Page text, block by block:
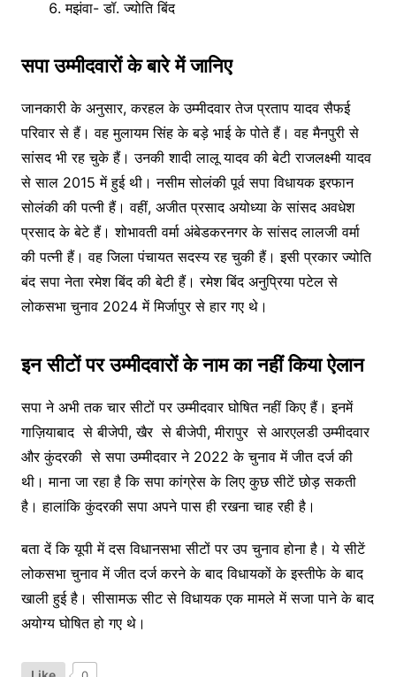
मझंवा- डॉ. ज्योति बिंद
सपा उम्मीदवारों के बारे में जानिए
जानकारी के अनुसार, करहल के उम्मीदवार तेज प्रताप यादव सैफई
परिवार से हैं। वह मुलायम सिंह के बड़े भाई के पोते हैं। वह मैनपुरी से
सांसद भी रह चुके हैं। उनकी शादी लालू यादव की बेटी राजलक्ष्मी यादव
से साल 2015 में हुई थी। नसीम सोलंकी पूर्व सपा विधायक इरफान
सोलंकी की पत्नी हैं। वहीं, अजीत प्रसाद अयोध्या के सांसद अवधेश
प्रसाद के बेटे हैं। शोभावती वर्मा अंबेडकरनगर के सांसद लालजी वर्मा
की पत्नी हैं। वह जिला पंचायत सदस्य रह चुकी हैं। इसी प्रकार ज्योति
बंद सपा नेता रमेश बिंद की बेटी हैं। रमेश बिंद अनुप्रिया पटेल से
लोकसभा चुनाव 2024 में मिर्जापुर से हार गए थे।
इन सीटों पर उम्मीदवारों के नाम का नहीं किया ऐलान
सपा ने अभी तक चार सीटों पर उम्मीदवार घोषित नहीं किए हैं। इनमें
गाज़ियाबाद से बीजेपी, खैर से बीजेपी, मीरापुर से आरएलडी उम्मीदवार
और कुंदरकी से सपा उम्मीदवार ने 2022 के चुनाव में जीत दर्ज की
थी। माना जा रहा है कि सपा कांग्रेस के लिए कुछ सीटें छोड़ सकती
है। हालांकि कुंदरकी सपा अपने पास ही रखना चाह रही है।
बता दें कि यूपी में दस विधानसभा सीटों पर उप चुनाव होना है। ये सीटें
लोकसभा चुनाव में जीत दर्ज करने के बाद विधायकों के इस्तीफे के बाद
खाली हुई है। सीसामऊ सीट से विधायक एक मामले में सजा पाने के बाद
अयोग्य घोषित हो गए थे।